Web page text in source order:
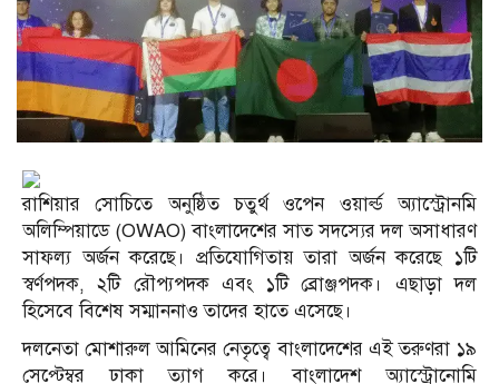
রাশিয়ার সোচিতে অনুষ্ঠিত চতুর্থ ওপেন ওয়ার্ল্ড অ্যাস্ট্রোনমি
অলিম্পিয়াডে (OWAO) বাংলাদেশের সাত সদস্যের দল অসাধারণ
সাফল্য অর্জন করেছে। প্রতিযোগিতায় তারা অর্জন করেছে ১টি
স্বর্ণপদক, ২টি রৌপ্যপদক এবং ১টি ব্রোঞ্জপদক। এছাড়া দল
হিসেবে বিশেষ সম্মাননাও তাদের হাতে এসেছে।
দলনেতা মোশারুল আমিনের নেতৃত্বে বাংলাদেশের এই তরুণরা ১৯
সেপ্টেম্বর ঢাকা ত্যাগ করে। বাংলাদেশ অ্যাস্ট্রোনোমি